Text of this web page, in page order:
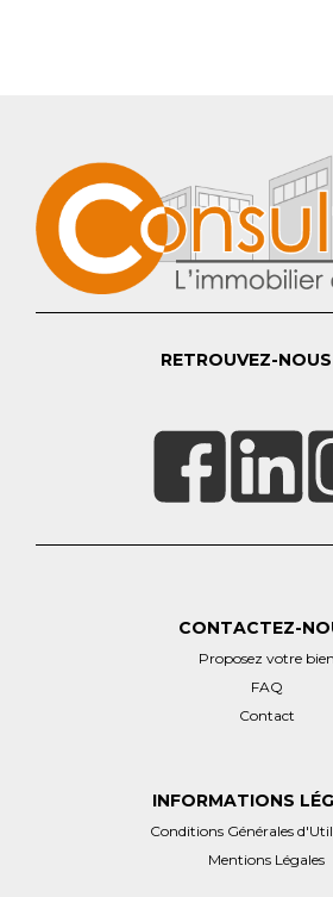
RETROUVEZ-
CONTACTEZ-
Proposez votre bien
FAQ
Contact
INFORMATIONS
Conditions Générales
Mentions Légales